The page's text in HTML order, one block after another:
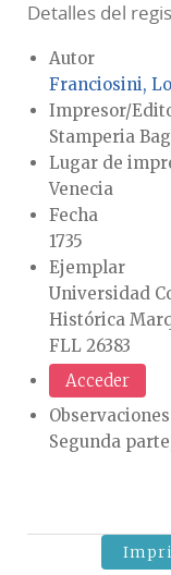
Detalles del
Autor
Franciosini,
Impresor/
Stamperia
Lugar de
Venecia
Fecha
1735
Ejemplar
Universidad
Histórica
FLL 26383
Acceder
Observaciones
Segunda